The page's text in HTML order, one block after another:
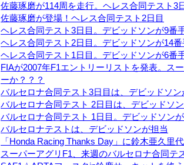
佐藤琢磨が114周を走行。ヘレス合同テスト3
佐藤琢磨が登場！ヘレス合同テスト2日目
ヘレス合同テスト3日目。デビッドソンが9番
ヘレス合同テスト2日目。デビッドソンが14
ヘレス合同テスト1日目。デビッドソンが6番
FIAが2007年F1エントリーリストを発表。ス
ーか？？？
バルセロナ合同テスト3日目は、デビッドソン
バルセロナ合同テスト 2日目は、デビッドソ
バルセロナ合同テスト 1日目。デビッドソン
バルセロナテストは、デビッドソンが担当
「Honda Racing Thanks Day」に鈴木亜久里
スーパーアグリF1、来週のバルセロナ合同テ